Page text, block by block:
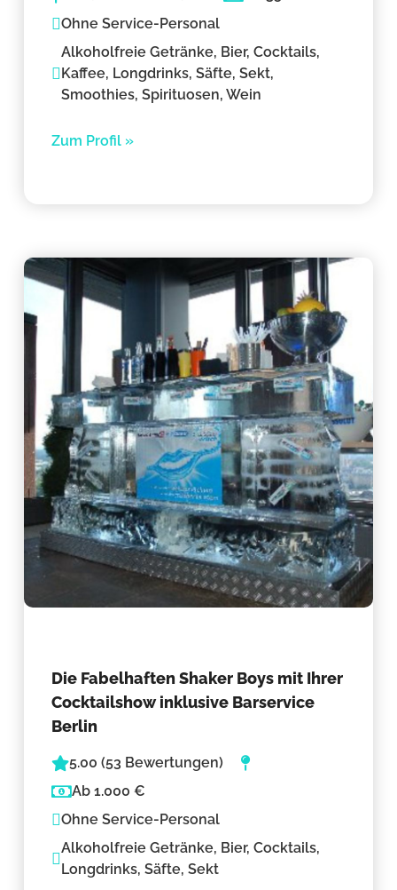
Ohne Service-Personal
Alkoholfreie Getränke, Bier, Cocktails,
Kaffee, Longdrinks, Säfte, Sekt,
Smoothies, Spirituosen, Wein
Zum Profil »
Die Fabelhaften Shaker Boys mit Ihrer
Cocktailshow inklusive Barservice
Berlin
5.00 (53 Bewertungen)
Ab 1.000 €
Ohne Service-Personal
Alkoholfreie Getränke, Bier, Cocktails,
Longdrinks, Säfte, Sekt